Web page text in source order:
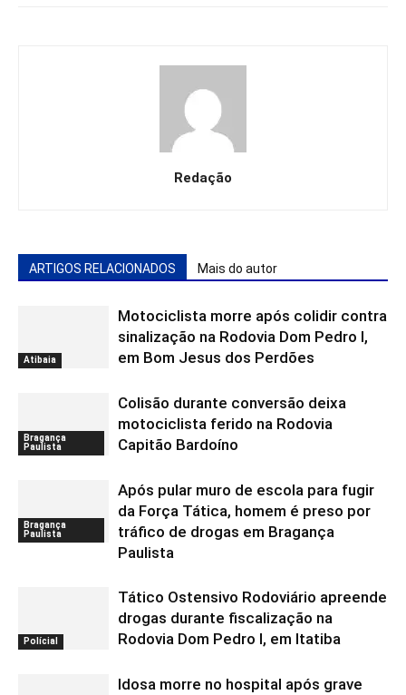
Redação
ARTIGOS RELACIONADOS Mais do autor
Atibaia
Motociclista morre após colidir contra
sinalização na Rodovia Dom Pedro I,
em Bom Jesus dos Perdões
Bragança
Paulista
Colisão durante conversão deixa
motociclista ferido na Rodovia
Capitão Bardoíno
Bragança
Paulista
Após pular muro de escola para fugir
da Força Tática, homem é preso por
tráfico de drogas em Bragança
Paulista
Polícial
Tático Ostensivo Rodoviário apreende
drogas durante fiscalização na
Rodovia Dom Pedro I, em Itatiba
Idosa morre no hospital após grave